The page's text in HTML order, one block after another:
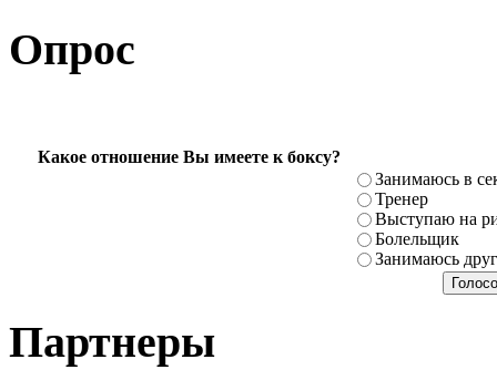
Опрос
Какое отношение Вы имеете к боксу?
Занимаюсь в
Тренер
Выступаю на
Болельщик
Занимаюсь
Партнеры